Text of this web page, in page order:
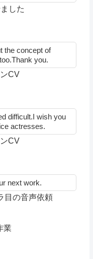
した
the concept of
you.
CV
difficult.I wish you
actresses.
CV
next work.
目の音声依頼
業